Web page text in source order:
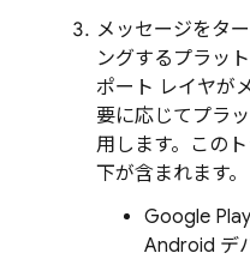
メッセージをタ
ングするプラッ
ポート レイヤが
要に応じてプラ
用します。この
下が含まれます。
Google
Android デ